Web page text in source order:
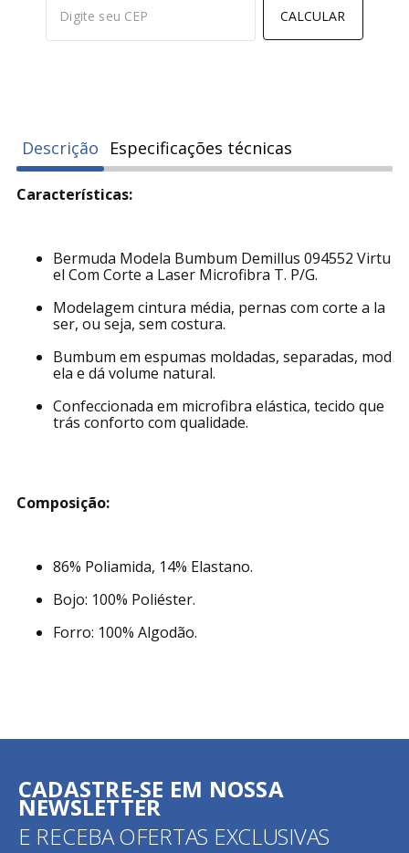
CALCULAR
Descrição Especificações técnicas
Características:
Bermuda Modela Bumbum Demillus 094552 Virtu
el Com Corte a Laser Microfibra T. P/G.
Modelagem cintura média, pernas com corte a la
ser, ou seja, sem costura.
Bumbum em espumas moldadas, separadas, mod
ela e dá volume natural.
Confeccionada em microfibra elástica, tecido que
trás conforto com qualidade.
Composição:
86% Poliamida, 14% Elastano.
Bojo: 100% Poliéster.
Forro: 100% Algodão.
CADASTRE-SE EM NOSSA
NEWSLETTER
E RECEBA OFERTAS EXCLUSIVAS